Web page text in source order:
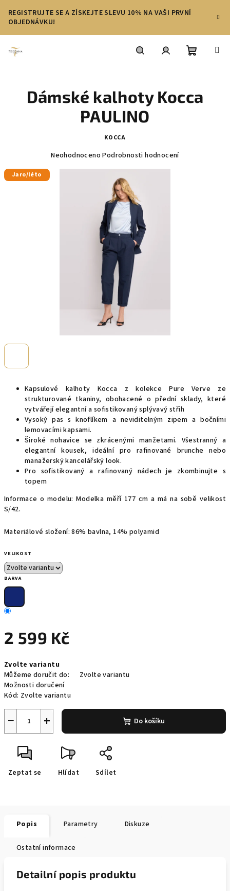
obsah
REGISTRUJTE SE A ZÍSKEJTE SLEVU 10% NA VAŠI PRVNÍ
OBJEDNÁVKU!
košík
Kapsulové kalhoty Kocca z kolekce Pure Verve ze
strukturované tkaniny, obohacené o přední sklady, které
vytvářejí elegantní a sofistikovaný splývavý střih
Vysoký pas s knoflíkem a neviditelným zipem a bočními
lemovacími kapsami.
Široké nohavice se zkrácenými manžetami. Všestranný a
elegantní kousek, ideální pro rafinované brunche nebo
manažerský kancelářský look.
Pro sofistikovaný a rafinovaný nádech je zkombinujte s
topem
Informace o modelu: Modelka měří 177 cm a má na sobě velikost
S/42.
Materiálové složení: 86% bavlna, 14% polyamid
VELIKOST
BARVA
2 599 Kč
cena:
Zvolte variantu
Můžeme doručit do:
Zvolte variantu
Možnosti doručení
Kód: Zvolte variantu
+
− Do košíku
Zeptat se Hlídat Sdílet
Dámské kalhoty Kocca
PAULINO
KOCCA
produktu
Neohodnoceno Podrobnosti hodnocení
Jaro/léto
Popis Parametry Diskuze
Ostatní informace
Detailní popis produktu